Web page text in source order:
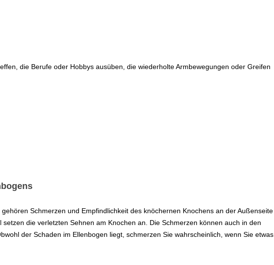
die Berufe oder Hobbys ausüben, die wiederholte Armbewegungen oder Greifen
Schmerzen und Empfindlichkeit des knöchernen Knochens an der Außenseite
die verletzten Sehnen am Knochen an. Die Schmerzen können auch in den
der Schaden im Ellenbogen liegt, schmerzen Sie wahrscheinlich, wenn Sie etwas